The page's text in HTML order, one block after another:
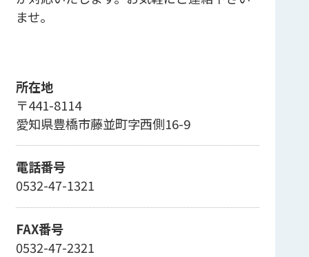
ませ。
所在地
〒441-8114
愛知県豊橋市藤並町字西側16-9
電話番号
0532-47-1321
FAX番号
0532-47-2321